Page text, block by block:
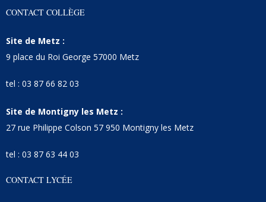
CONTACT COLLÈGE
Site de Metz :
9 place du Roi George 57000 Metz
tel : 03 87 66 82 03
Site de Montigny les Metz :
27 rue Philippe Colson 57 950 Montigny les Metz
tel : 03 87 63 44 03
CONTACT LYCÉE